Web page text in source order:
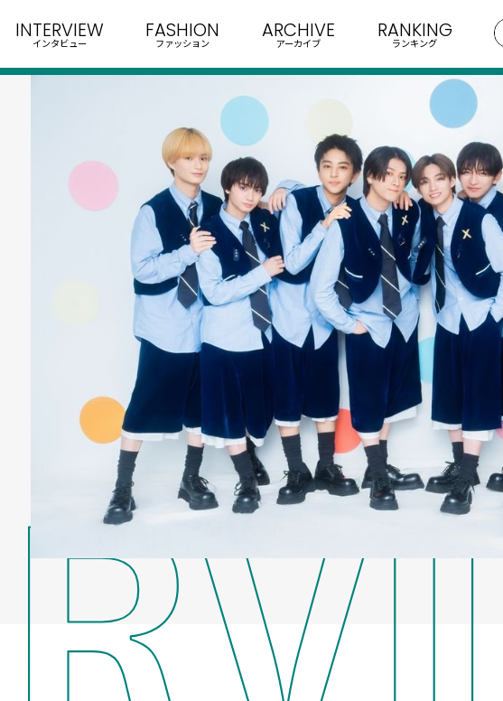
INTERVIEW
インタビュー
FASHION
ファッション
ARCHIVE
アーカイブ
RANKING
ランキング